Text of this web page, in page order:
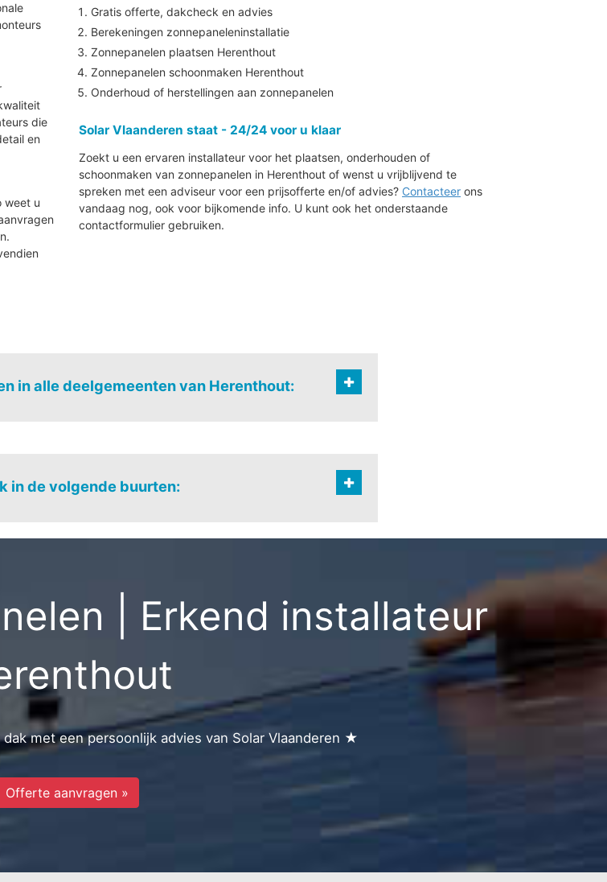
die
en
weet u
Gratis offerte, dakcheck en advies
Berekeningen zonnepaneleninstallatie
Zonnepanelen plaatsen Herenthout
Zonnepanelen schoonmaken Herenthout
Onderhoud of herstellingen aan zonnepanelen
Solar Vlaanderen staat - 24/24 voor u klaar
Zoekt u een ervaren installateur voor het plaatsen, onderhouden of
schoonmaken van zonnepanelen in Herenthout of wenst u vrijblijvend te
spreken met een adviseur voor een prijsofferte en/of advies? Contacteer ons
vandaag nog, ook voor bijkomende info. U kunt ook het onderstaande
contactformulier gebruiken.
in alle deelgemeenten van Herenthout:
in de volgende buurten:
| Erkend installateur
met een persoonlijk advies van Solar Vlaanderen ★
Offerte aanvragen »